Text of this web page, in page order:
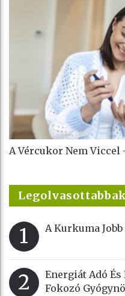
A Vércukor Nem Viccel
Legolvasottabbak
1 A Kurkuma
2
Energiát Adó
Fokozó